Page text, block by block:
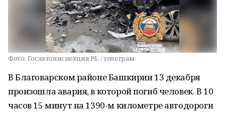
Фото: Госавтоинспекция РБ. / телеграм.
В Благоварском районе Башкирии 13 декабря
произошла авария, в которой погиб человек. В 10
часов 15 минут на 1390-м километре автодороги